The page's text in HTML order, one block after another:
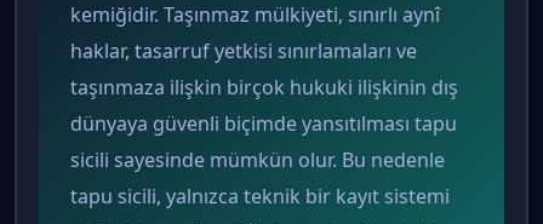
kemiğidir. Taşınmaz mülkiyeti, sınırlı aynî
haklar, tasarruf yetkisi sınırlamaları ve
taşınmaza ilişkin birçok hukuki ilişkinin dış
dünyaya güvenli biçimde yansıtılması tapu
sicili sayesinde mümkün olur. Bu nedenle
tapu sicili, yalnızca teknik bir kayıt sistemi